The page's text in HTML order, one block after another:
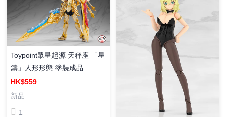
Toypoint眾星起源 天秤座 「星
鑄」人形形態 塗裝成品
HK$559
新品
1